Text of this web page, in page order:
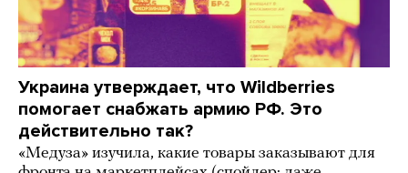
Украина утверждает, что Wildberries
помогает снабжать армию РФ. Это
действительно так?
«Медуза» изучила, какие товары заказывают для